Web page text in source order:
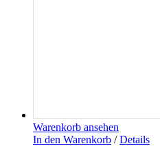
Warenkorb ansehen
In den Warenkorb / Details